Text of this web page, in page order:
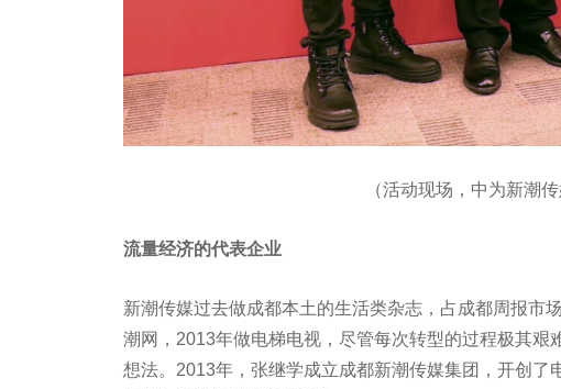
（活动现场，中为新潮
流量经济的代表企业
新潮传媒过去做成都本土的生活类杂志，占成都周报市
潮网，2013年做电梯电视，尽管每次转型的过程极其
想法。2013年，张继学成立成都新潮传媒集团，开创